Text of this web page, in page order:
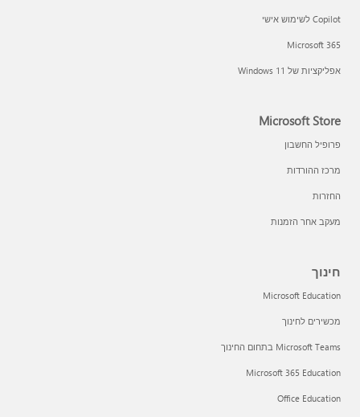
Copilot לשימוש אישי
Microsoft 365
אפליקציות של Windows 11‏
Microsoft Store
פרופיל החשבון
מרכז ההורדות
החזרות
מעקב אחר הזמנות
חינוך
Microsoft Education
מכשירים לחינוך
Microsoft Teams בתחום החינוך
Microsoft 365 Education
Office Education